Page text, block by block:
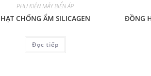
PHỤ KIỆN MÁY BIẾN ÁP
HẠT CHỐNG ẨM SILICAGEN
Đọc tiếp
ĐỒNG